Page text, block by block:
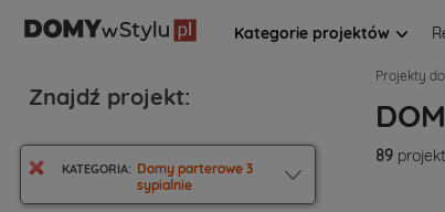
Kategorie projektów
Projekty
89
Znajdź projekt:
KATEGORIA: Domy parterowe 3
sypialnie